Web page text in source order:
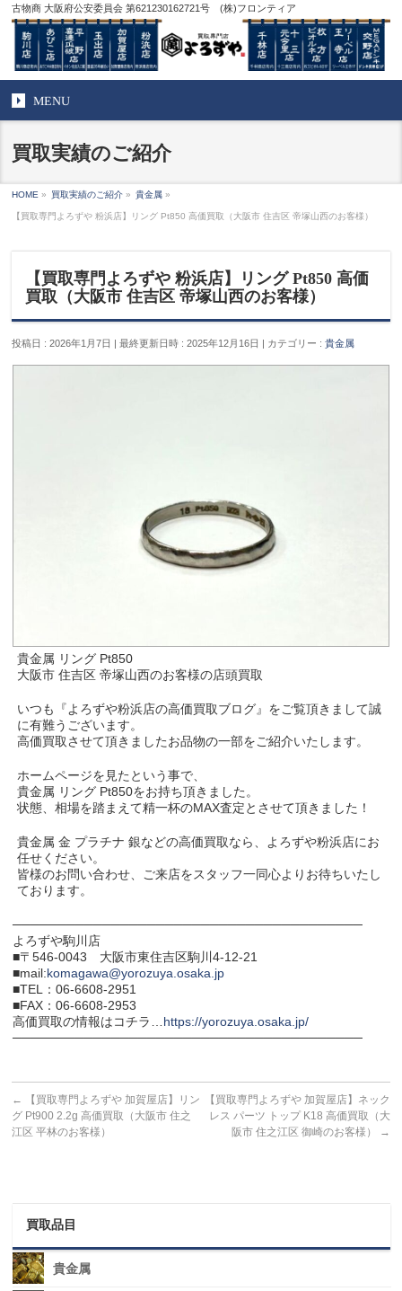
古物商 大阪府公安委員会 第621230162721号 (株)フロンティア
MENU
買取実績のご紹介
HOME » 買取実績のご紹介 » 貴金属 »
【買取専門よろずや 粉浜店】リング Pt850 高価買取（大阪市 住吉区 帝塚山西のお客様）
【買取専門よろずや 粉浜店】リング Pt850 高価
買取（大阪市 住吉区 帝塚山西のお客様）
投稿日 : 2026年1月7日 最終更新日時 : 2025年12月16日 カテゴリー :貴金属
貴金属 リング Pt850
大阪市 住吉区 帝塚山西のお客様の店頭買取
いつも『よろずや粉浜店の高価買取ブログ』をご覧頂きまして誠
に有難うございます。
高価買取させて頂きましたお品物の一部をご紹介いたします。
ホームページを見たという事で、
貴金属 リング Pt850をお持ち頂きました。
状態、相場を踏まえて精一杯のMAX査定とさせて頂きました！
貴金属 金 プラチナ 銀などの高価買取なら、よろずや粉浜店にお
任せください。
皆様のお問い合わせ、ご来店をスタッフ一同心よりお待ちいたし
ております。
───────────────────────────────────────
よろずや駒川店
■〒546-0043 大阪市東住吉区駒川4-12-21
■mail:komagawa@yorozuya.osaka.jp
■TEL：06-6608-2951
■FAX：06-6608-2953
高価買取の情報はコチラ…https://yorozuya.osaka.jp/
───────────────────────────────────────
←
【買取専門よろずや 加賀屋店】リン
グ Pt900 2.2g 高価買取（大阪市 住之
江区 平林のお客様）
【買取専門よろずや 加賀屋店】ネック
レス パーツ トップ K18 高価買取（大
阪市 住之江区 御崎のお客様）
→
買取品目
貴金属